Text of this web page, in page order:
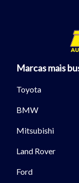
Marcas mais
Toyota
BMW
Mitsubishi
Land Rover
Ford